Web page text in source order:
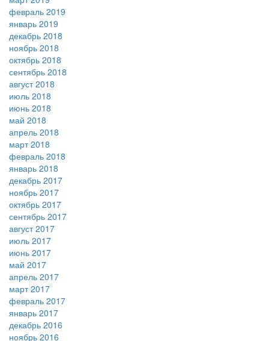
февраль 2019
январь 2019
декабрь 2018
ноябрь 2018
октябрь 2018
сентябрь 2018
август 2018
июль 2018
июнь 2018
май 2018
апрель 2018
март 2018
февраль 2018
январь 2018
декабрь 2017
ноябрь 2017
октябрь 2017
сентябрь 2017
август 2017
июль 2017
июнь 2017
май 2017
апрель 2017
март 2017
февраль 2017
январь 2017
декабрь 2016
ноябрь 2016